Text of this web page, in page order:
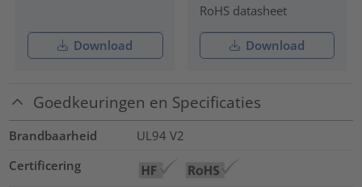
Download
RoHS datasheet
Download
Goedkeuringen en Specificaties
Brandbaarheid
UL94 V2
Certificering